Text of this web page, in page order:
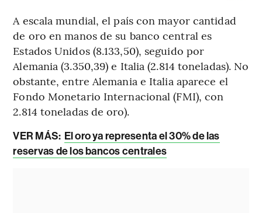
A escala mundial, el país con mayor cantidad
de oro en manos de su banco central es
Estados Unidos (8.133,50), seguido por
Alemania (3.350,39) e Italia (2.814 toneladas). No
obstante, entre Alemania e Italia aparece el
Fondo Monetario Internacional (FMI), con
2.814 toneladas de oro).
VER MÁS: El oro ya representa el 30% de las
reservas de los bancos centrales